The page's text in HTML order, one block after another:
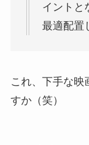
イントと
最適配置
これ、下手な映
すか（笑）